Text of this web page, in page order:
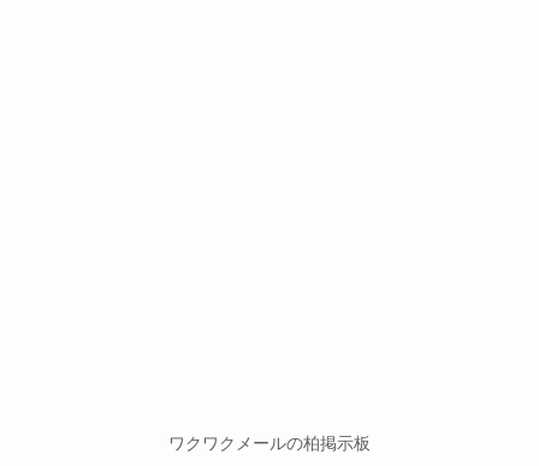
ワクワクメールの柏掲示板